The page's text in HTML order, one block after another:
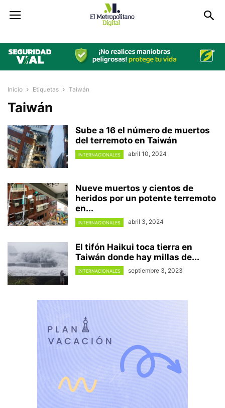
Inicio Etiquetas Taiwán
Taiwán
Sube a 16 el número de muertos
del terremoto en Taiwán
INTERNACIONALES abril 10, 2024
Nueve muertos y cientos de
heridos por un potente terremoto
en...
INTERNACIONALES abril 3, 2024
El tifón Haikui toca tierra en
Taiwán donde hay millas de...
INTERNACIONALES septiembre 3, 2023